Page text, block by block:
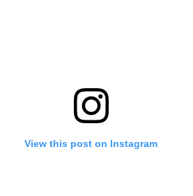
View this post on Instagram